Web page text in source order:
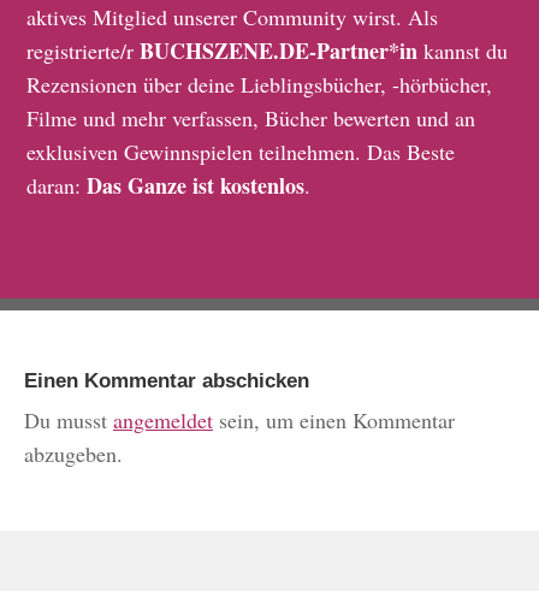
aktives Mitglied unserer Community wirst. Als
registrierte/rBUCHSZENE.DE-Partner*in kannst du
Rezensionen über deine Lieblingsbücher, -hörbücher,
Filme und mehr verfassen, Bücher bewerten und an
exklusiven Gewinnspielen teilnehmen. Das Beste
daran:Das Ganze ist kostenlos.
Einen Kommentar abschicken
Du musst angemeldet sein, um einen Kommentar
abzugeben.